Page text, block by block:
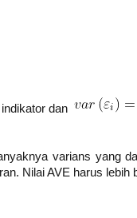
dan
varians yang
Nilai AVE harus lebih